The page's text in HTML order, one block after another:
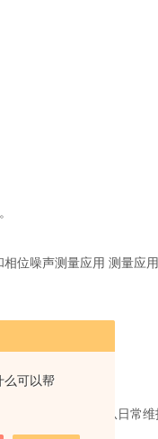
么可以帮
位噪声测量应用 测量应用
。
打折扣。
境中，轻松完成从日常